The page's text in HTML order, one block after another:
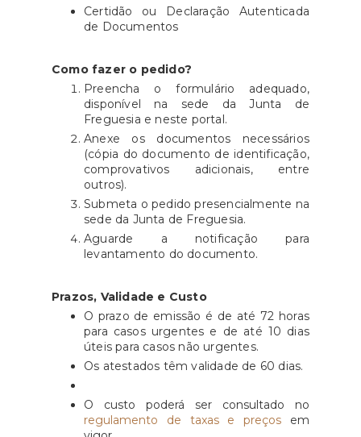
Certidão ou Declaração Autenticada
de Documentos
Como fazer o pedido?
Preencha o formulário adequado,
disponível na sede da Junta de
Freguesia e neste portal.
Anexe os documentos necessários
(cópia do documento de identificação,
comprovativos adicionais, entre
outros).
Submeta o pedido presencialmente na
sede da Junta de Freguesia.
Aguarde a notificação para
levantamento do documento.
Prazos, Validade e Custo
O prazo de emissão é de até 72 horas
para casos urgentes e de até 10 dias
úteis para casos não urgentes.
Os atestados têm validade de 60 dias.
O custo poderá ser consultado no
regulamento de taxas e preços em